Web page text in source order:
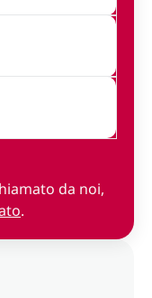
da noi,
.